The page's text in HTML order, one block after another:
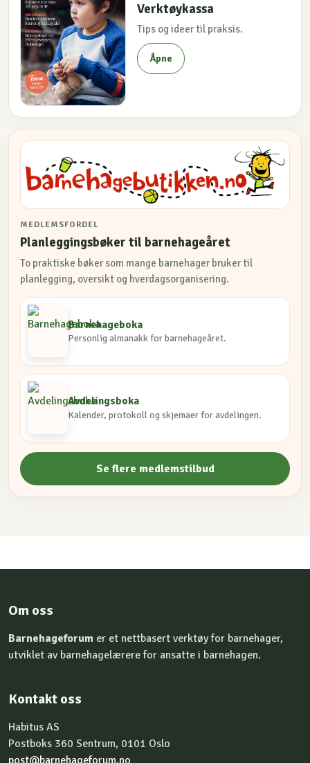
Verktøykassa
Tips og ideer til praksis.
Åpne
MEDLEMSFORDEL
Planleggingsbøker til barnehageåret
To praktiske bøker som mange barnehager bruker til
planlegging, oversikt og hverdagsorganisering.
Barnehageboka
Personlig almanakk for barnehageåret.
Avdelingsboka
Kalender, protokoll og skjemaer for avdelingen.
Se flere medlemstilbud
Om oss
Barnehageforum er et nettbasert verktøy for barnehager,
utviklet av barnehagelærere for ansatte i barnehagen.
Kontakt oss
Habitus AS
Postboks 360 Sentrum, 0101 Oslo
post@barnehageforum.no